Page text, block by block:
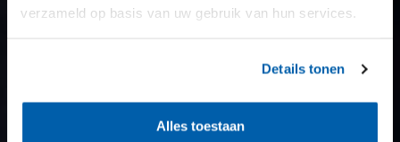
verzameld op basis van uw gebruik van hun services.
Details tonen
Alles toestaan